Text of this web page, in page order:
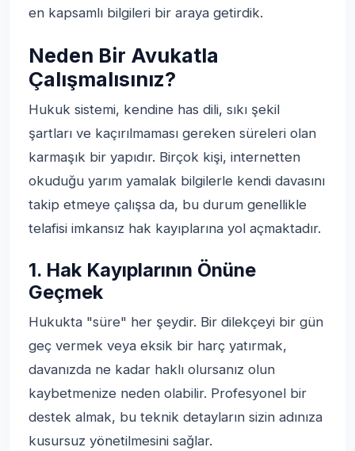
en kapsamlı bilgileri bir araya getirdik.
Neden Bir Avukatla
Çalışmalısınız?
Hukuk sistemi, kendine has dili, sıkı şekil
şartları ve kaçırılmaması gereken süreleri olan
karmaşık bir yapıdır. Birçok kişi, internetten
okuduğu yarım yamalak bilgilerle kendi davasını
takip etmeye çalışsa da, bu durum genellikle
telafisi imkansız hak kayıplarına yol açmaktadır.
1. Hak Kayıplarının Önüne
Geçmek
Hukukta "süre" her şeydir. Bir dilekçeyi bir gün
geç vermek veya eksik bir harç yatırmak,
davanızda ne kadar haklı olursanız olun
kaybetmenize neden olabilir. Profesyonel bir
destek almak, bu teknik detayların sizin adınıza
kusursuz yönetilmesini sağlar.